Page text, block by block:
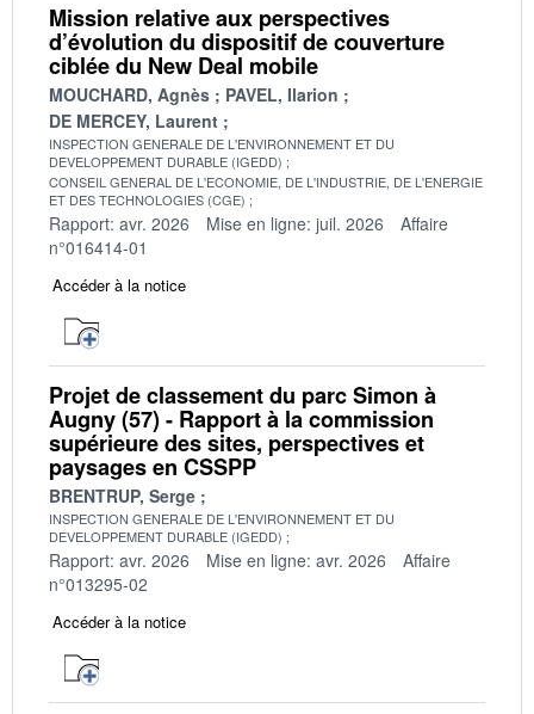
Mission relative aux perspectives
d’évolution du dispositif de couverture
ciblée du New Deal mobile
MOUCHARD, Agnès
PAVEL, Ilarion
DE MERCEY, Laurent
INSPECTION GENERALE DE L'ENVIRONNEMENT ET DU
DEVELOPPEMENT DURABLE (IGEDD)
CONSEIL GENERAL DE L'ECONOMIE, DE L'INDUSTRIE, DE L'ENERGIE
ET DES TECHNOLOGIES (CGE)
Rapport: avr. 2026 Mise en ligne: juil. 2026
Affaire
n°016414-01
Accéder à la notice
Projet de classement du parc Simon à
Augny (57) - Rapport à la commission
supérieure des sites, perspectives et
paysages en CSSPP
BRENTRUP, Serge
INSPECTION GENERALE DE L'ENVIRONNEMENT ET DU
DEVELOPPEMENT DURABLE (IGEDD)
Rapport: avr. 2026 Mise en ligne: avr. 2026
Affaire
n°013295-02
Accéder à la notice